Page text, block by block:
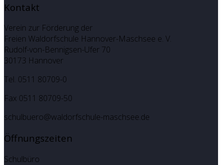
Kontakt
Verein zur Förderung der
Freien Waldorfschule Hannover-Maschsee e. V.
Rudolf-von-Bennigsen-Ufer 70
30173 Hannover
Tel. 0511 80709-0
Fax 0511 80709-50
schulbuero@waldorfschule-maschsee.de
Öffnungszeiten
Schulbüro